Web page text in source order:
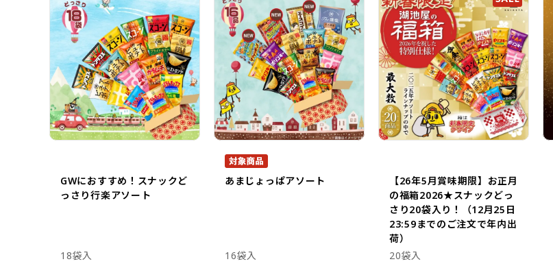
GWにおすすめ！スナックど
っさり行楽アソート
18袋入
あまじょっぱアソート
16袋入
【26年5月賞味期限】お正月
の福箱2026★スナックどっ
さり20袋入り！（12月25日
23:59までのご注文で年内出
荷）
20袋入